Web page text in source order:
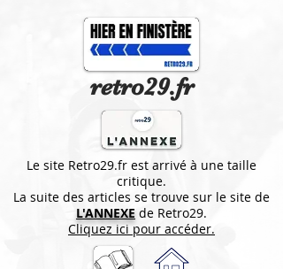
retro29.fr
Le site Retro29.fr est arrivé à une taille
critique.
La suite des articles se trouve sur le site de
L'ANNEXE de Retro29.
Cliquez ici pour accéder.